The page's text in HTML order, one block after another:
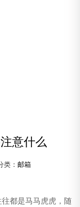
意什么
： 邮箱
都是马马虎虎，随